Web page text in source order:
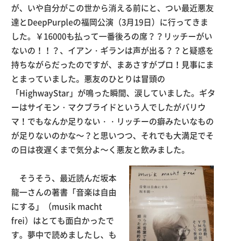
が、いや自分がこの世から消える前にと、つい最近悪友
達とDeepPurpleの福岡公演（3月19日）に行ってきま
した。￥16000も払って一番後ろの席？？リッチーがい
ないの！！？、イアン・ギランは声が出る？？と疑惑を
持ちながらだったのですが、まあさすがプロ！見事にま
とまっていました。悪友のひとりは冒頭の
「HighwayStar」が鳴った瞬間、涙していました。ギタ
ーはサイモン・マクブライドという人でしたがバリウ
マ！でもなんか足りない・・リッチーの癖みたいなもの
が足りないのかな～？と思いつつ、それでも大満足でそ
の日は夜遅くまで気分よ～く悪友と飲みました。
そうそう、最近読んだ坂本
龍一さんの著書「音楽は自由
にする」（musik macht
frei）はとても面白かったで
す。夢中で読めましたし、も